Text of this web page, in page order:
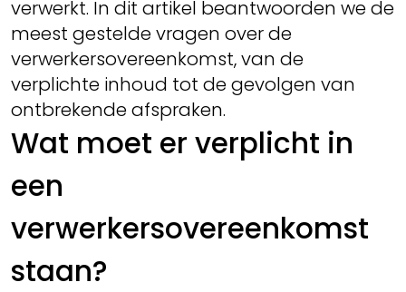
verwerkt. In dit artikel beantwoorden we de
meest gestelde vragen over de
verwerkersovereenkomst, van de
verplichte inhoud tot de gevolgen van
ontbrekende afspraken.
Wat moet er verplicht in
een
verwerkersovereenkomst
staan?